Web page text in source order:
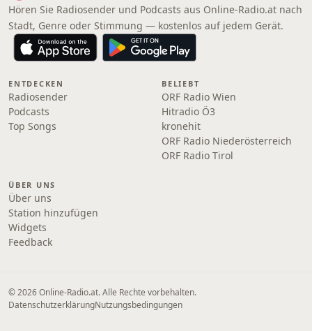
Hören Sie Radiosender und Podcasts aus Online‑Radio.at nach
Stadt, Genre oder Stimmung — kostenlos auf jedem Gerät.
ENTDECKEN
Radiosender
Podcasts
Top Songs
BELIEBT
ORF Radio Wien
Hitradio Ö3
kronehit
ORF Radio Niederösterreich
ORF Radio Tirol
ÜBER UNS
Über uns
Station hinzufügen
Widgets
Feedback
© 2026 Online‑Radio.at. Alle Rechte vorbehalten.
DatenschutzerklärungNutzungsbedingungen